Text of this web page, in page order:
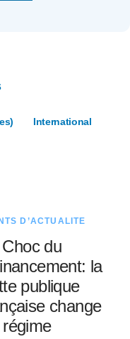
International
D’ACTUALITÉ
Choc du
la
publique
change